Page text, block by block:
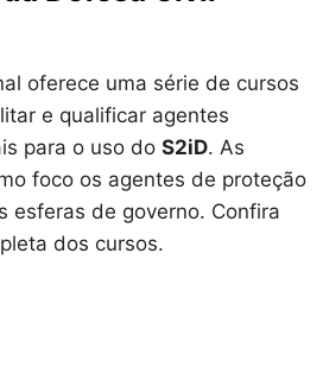
oferece uma série de cursos
e qualificar agentes
para o uso do S2iD. As
foco os agentes de proteção
esferas de governo. Confira
dos cursos.